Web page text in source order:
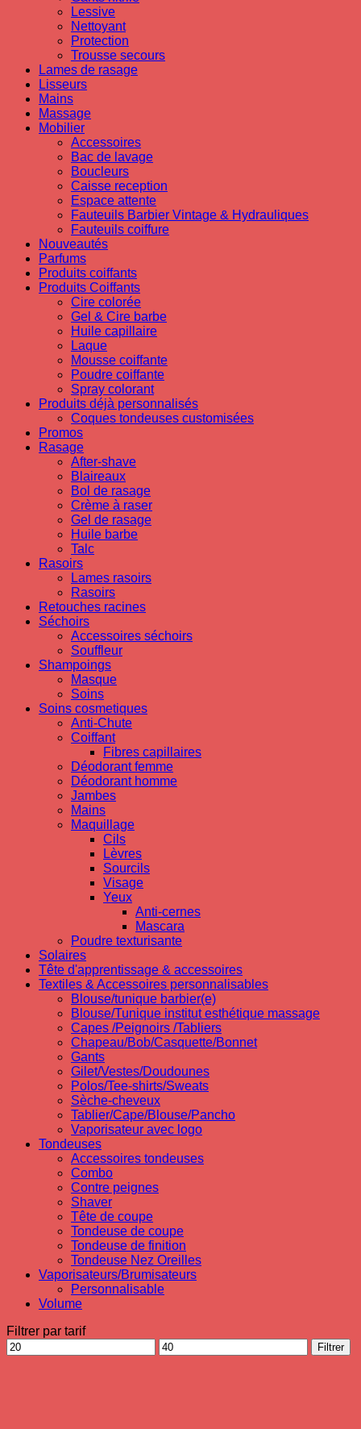
Lessive
Nettoyant
Protection
Trousse secours
Lames de rasage
Lisseurs
Mains
Massage
Mobilier
Accessoires
Bac de lavage
Boucleurs
Caisse reception
Espace attente
Fauteuils Barbier Vintage & Hydrauliques
Fauteuils coiffure
Nouveautés
Parfums
Produits coiffants
Produits Coiffants
Cire colorée
Gel & Cire barbe
Huile capillaire
Laque
Mousse coiffante
Poudre coiffante
Spray colorant
Produits déjà personnalisés
Coques tondeuses customisées
Promos
Rasage
After-shave
Blaireaux
Bol de rasage
Crème à raser
Gel de rasage
Huile barbe
Talc
Rasoirs
Lames rasoirs
Rasoirs
Retouches racines
Séchoirs
Accessoires séchoirs
Souffleur
Shampoings
Masque
Soins
Soins cosmetiques
Anti-Chute
Coiffant
Fibres capillaires
Déodorant femme
Déodorant homme
Jambes
Mains
Maquillage
Cils
Lèvres
Sourcils
Visage
Yeux
Anti-cernes
Mascara
Poudre texturisante
Solaires
Tête d'apprentissage & accessoires
Textiles & Accessoires personnalisables
Blouse/tunique barbier(e)
Blouse/Tunique institut esthétique massage
Capes /Peignoirs /Tabliers
Chapeau/Bob/Casquette/Bonnet
Gants
Gilet/Vestes/Doudounes
Polos/Tee-shirts/Sweats
Sèche-cheveux
Tablier/Cape/Blouse/Pancho
Vaporisateur avec logo
Tondeuses
Accessoires tondeuses
Combo
Contre peignes
Shaver
Tête de coupe
Tondeuse de coupe
Tondeuse de finition
Tondeuse Nez Oreilles
Vaporisateurs/Brumisateurs
Personnalisable
Volume
Filtrer par tarif
Prix
min
Prix
max
Filtrer